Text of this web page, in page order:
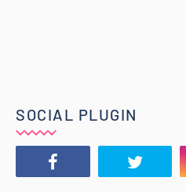
SOCIAL PLUGIN